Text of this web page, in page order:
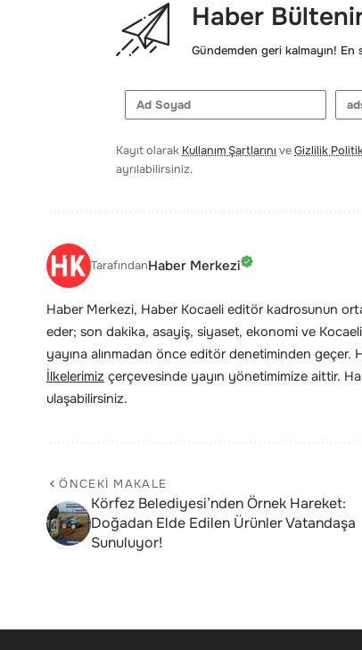
Haber
Gündemden geri kalmayın!
Kayıt olarak Kullanım ŞartlarınıveGizlilik
ayrılabilirsiniz.
TarafındanHaber Merkezi
Haber Merkezi, Haber Kocaeli editör kadrosunun
eder; son dakika, asayiş, siyaset, ekonomi ve
yayına alınmadan önce editör denetiminden geçer.
İlkelerimiz çerçevesinde yayın yönetimimize aittir.
ulaşabilirsiniz.
ÖNCEKI MAKALE
Körfez Belediyesi’nden Örnek Hareket:
Doğadan Elde Edilen Ürünler Vatandaşa
Sunuluyor!